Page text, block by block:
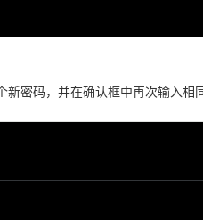
密码，并在确认框中再次输入相